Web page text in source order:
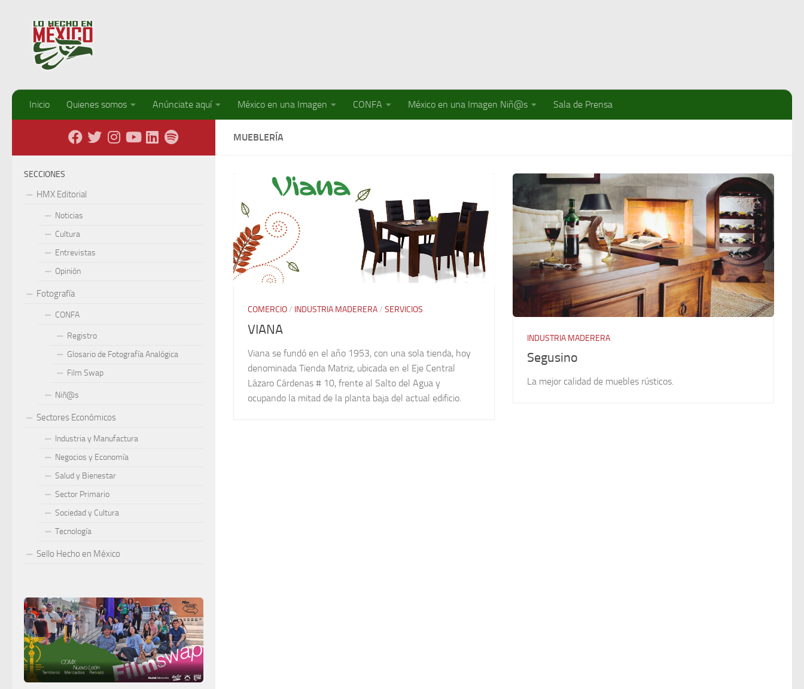
Inicio Quienes somos Anúnciate aquí México en una Imagen CONFA México en una Imagen Niñ@s Sala de Prensa
MUEBLERÍA
COMERCIO/ INDUSTRIA MADERERA/ SERVICIOS
VIANA
Viana se fundó en el año 1953, con una sola tienda, hoy
denominada Tienda Matriz, ubicada en el Eje Central
Lázaro Cárdenas # 10, frente al Salto del Agua y
ocupando la mitad de la planta baja del actual edificio.
INDUSTRIA MADERERA
Segusino
La mejor calidad de muebles rústicos.
SECCIONES
HMX Editorial
Noticias
Cultura
Entrevistas
Opinión
Fotografía
CONFA
Registro
Glosario de Fotografía Analógica
Film Swap
Niñ@s
Sectores Económicos
Industria y Manufactura
Negocios y Economía
Salud y Bienestar
Sector Primario
Sociedad y Cultura
Tecnología
Sello Hecho en México